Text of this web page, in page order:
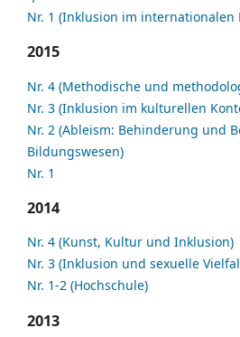
Nr. 1 (Inklusion im internationalen
2015
Nr. 4 (Methodische und
Nr. 3 (Inklusion im kulturellen
Nr. 2 (Ableism: Behinderung und
Bildungswesen)
Nr. 1
2014
Nr. 4 (Kunst, Kultur und Inklusion)
Nr. 3 (Inklusion und sexuelle
Nr. 1-2 (Hochschule)
2013